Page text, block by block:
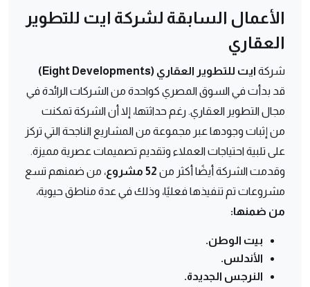
الأعمال السابقة لشركة ايت للتطوير
العقاري
شركة ايت للتطوير العقاري (Eight Developments)
قد بدأت في السوق المصري كواحدة من الشركات الرائدة في
مجال التطوير العقاري. رغم حداثتها، إلا أن الشركة تمكنت
من إثبات وجودها عبر مجموعة من المشاريع الناجحة التي تركز
على تلبية احتياجات العملاء وتقديم تصميمات عصرية مميزة.
وقدمت الشركة أيضًا أكثر من 52 مشروع
، من ضمنهم تسع
مشروعات تم تنفيذها فعليًا، وذلك في عدة مناطق حيوية،
من ضمنها:
بيت الوطن.
الأندلس.
النرجس الجديدة.